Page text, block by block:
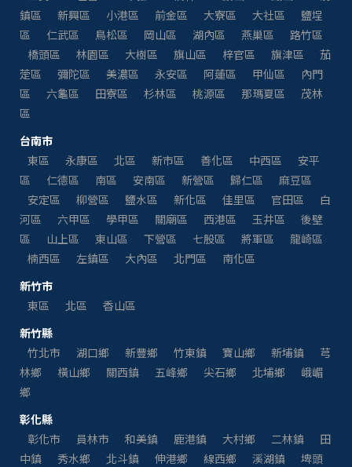
鎮區
新興區 小港區 前金區 大寮區 大社區
鹽埕
區
仁武區 鳥松區 岡山區 湖內區 燕巢區
路竹區
橋頭區
林園區 大樹區 旗山區 梓官區 旗津區
茄
萣區
彌陀區 美濃區 永安區 阿蓮區 甲仙區
內門
區
六龜區 田寮區 杉林區 桃源區 那瑪夏區
茂林
區
台南市
東區
永康區 北區 新市區 善化區 中西區
安平
區
仁德區 南區 安南區 新營區 歸仁區
麻豆區
安定區
柳營區 鹽水區 新化區 佳里區 官田區
白
河區
六甲區 學甲區 關廟區 西港區 玉井區
後壁
區
山上區 東山區 下營區 七股區 將軍區
龍崎區
楠西區
左鎮區 大內區 北門區
南化區
新竹市
東區
北區
香山區
新竹縣
竹北市
湖口鄉 新豐鄉 竹東鎮 寶山鄉 新埔鎮
芎
林鄉
橫山鄉 關西鎮 五峰鄉 尖石鄉 北埔鄉
峨嵋
鄉
彰化縣
彰化市
員林市 和美鎮 鹿港鎮 大村鄉 二林鎮
田
中鎮
秀水鄉 北斗鎮 伸港鄉 線西鄉 溪湖鎮
埤頭